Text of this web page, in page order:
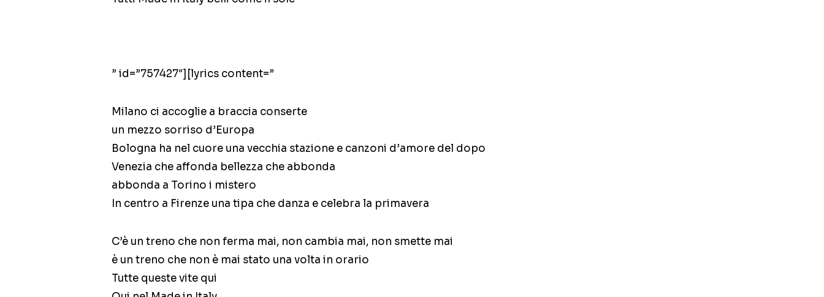
” id=”757427″][lyrics content=”
Milano ci accoglie a braccia conserte
un mezzo sorriso d’Europa
Bologna ha nel cuore una vecchia stazione e canzoni d’amore del dopo
Venezia che affonda bellezza che abbonda
abbonda a Torino i mistero
In centro a Firenze una tipa che danza e celebra la primavera
C’è un treno che non ferma mai, non cambia mai, non smette mai
è un treno che non è mai stato una volta in orario
Tutte queste vite qui